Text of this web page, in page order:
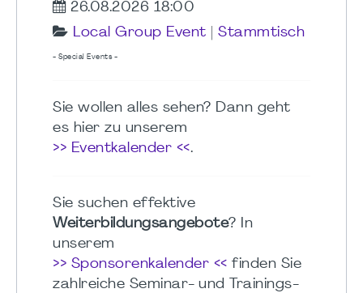
26.08.2026 18:00
Local Group Event
Stammtisch
- Special Events -
Sie wollen alles sehen? Dann geht
es hier zu unserem
>> Eventkalender <<.
Sie suchen effektive
Weiterbildungsangebote? In
unserem
>> Sponsorenkalender << finden Sie
zahlreiche Seminar- und Trainings-